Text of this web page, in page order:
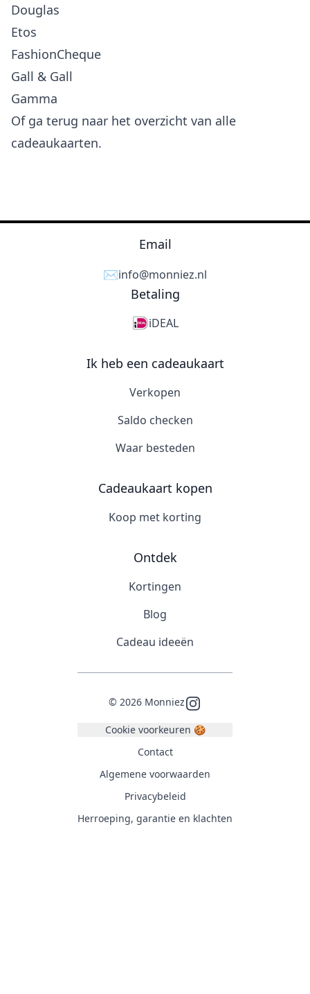
Douglas
Etos
FashionCheque
Gall & Gall
Gamma
Of ga terug naar het overzicht van alle
cadeaukaarten.
Email
✉️info@monniez.nl
Betaling
iDEAL
Ik heb een cadeaukaart
Verkopen
Saldo checken
Waar besteden
Cadeaukaart kopen
Koop met korting
Ontdek
Kortingen
Blog
Cadeau ideeën
© 2026 MonniezInstagram
Cookie voorkeuren 🍪
Contact
Algemene voorwaarden
Privacybeleid
Herroeping, garantie en klachten